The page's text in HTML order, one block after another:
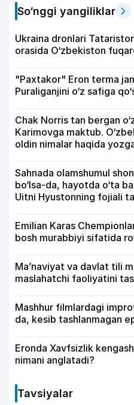
So‘nggi yangiliklar
Ukraina dronlari
orasida O‘zbekiston
"Paxtakor" Eron terma
Puraliganjini o‘z safiga
Chak Norris tan bergan
Karimovga maktub.
oldin nimalar haqida
Sahnada olamshumul
bo‘lsa-da, hayotda o‘ta
Uitni Hyustonning fojiali
Emilian Karas
bosh murabbiyi sifatida
Ma’naviyat va davlat tili
maslahatchi faoliyatini
Mashhur filmlardagi
da, kesib tashlanmagan
Eronda Xavfsizlik
nimani anglatadi?
Tavsiyalar